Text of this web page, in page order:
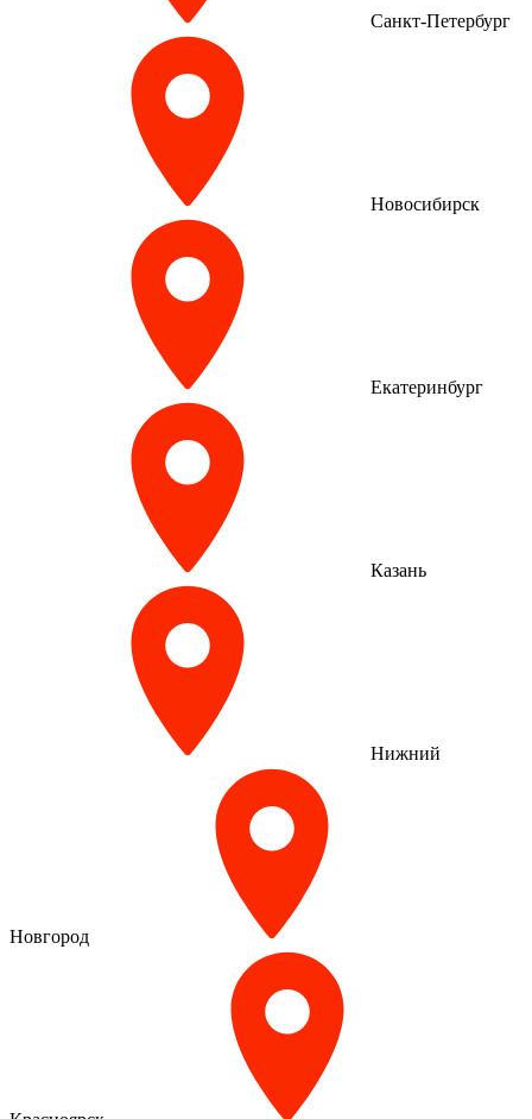
Санкт-Петербург
Новосибирск
Екатеринбург
Казань
Нижний
Новгород